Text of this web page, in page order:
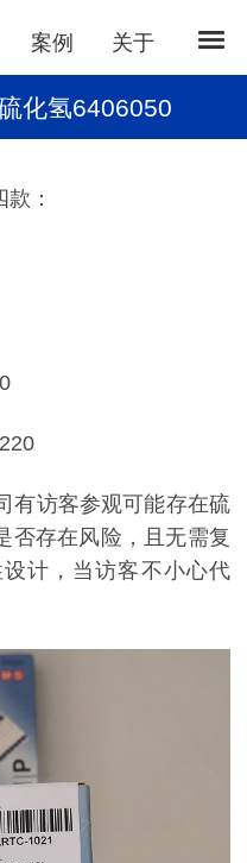
案例 关于
化氢6406050
：
有访客参观可能存在硫
否存在风险，且无需复
计，当访客不小心代